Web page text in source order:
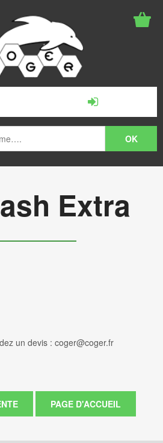
Extra
un devis : coger@coger.fr